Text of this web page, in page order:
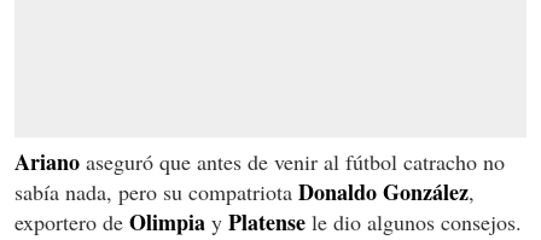
Ariano aseguró que antes de venir al fútbol catracho no
sabía nada, pero su compatriota DonaldoGonzález,
exportero de Olimpia y Platense le dio algunos consejos.